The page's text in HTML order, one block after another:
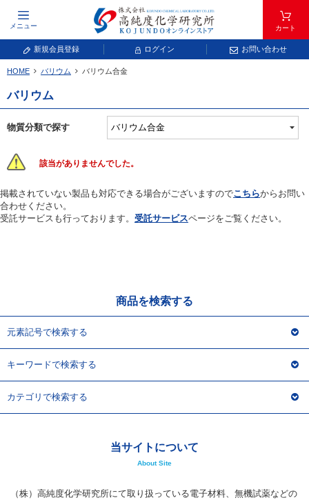
メニュー カート
新規会員登録 ログイン お問い合わせ
元素記号で検索する
元素周期表をタップすると、拡大表示されます。拡大した表から元素記号をタップ
し、一覧へ移動してください。
キーワードで検索する
カタログコードで検索
和名・英名で検索
HOME バリウム バリウム合金
バリウム
物質分類で探す
該当がありませんでした。
掲載されていない製品も対応できる場合がございますのでこちらからお問い
合わせください。
受託サービスも行っております。 受託サービスページをご覧ください。
商品を検索する
元素記号で検索する
キーワードで検索する
カテゴリで検索する
当サイトについて
About Site
（株）高純度化学研究所にて取り扱っている電子材料、無機試薬などの